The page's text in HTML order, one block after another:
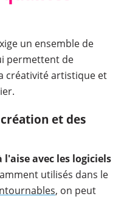
un ensemble de
permettent de
créativité artistique et
et des
l'aise avec les logiciels
utilisés dans le
, on peut